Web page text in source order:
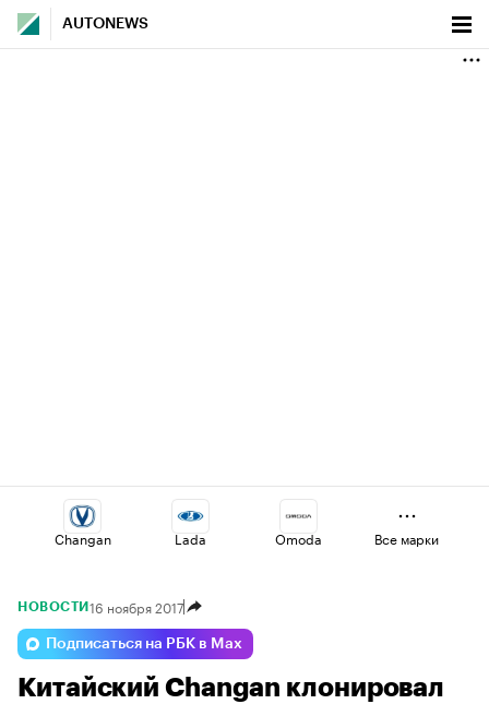
AUTONEWS
Changan Lada Omoda
Voyah Jaecoo
Esteo Haval Geely
Все марки
НОВОСТИ 16 ноября 2017
Подписаться на РБК в Max
Китайский Changan клонировал